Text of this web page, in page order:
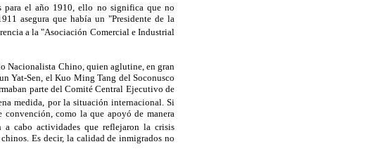
para el año 1910, ello no significa que no
asegura que había un "Presidente de la
a la "Asociación Comercial e Industrial
Nacionalista Chino, quien aglutine, en gran
Yat-Sen, el Kuo Ming Tang del Soconusco
parte del Comité Central Ejecutivo de
medida, por la situación internacional. Si
como la que apoyó de manera
cabo actividades que reflejaron la crisis
Es decir, la calidad de inmigrados no